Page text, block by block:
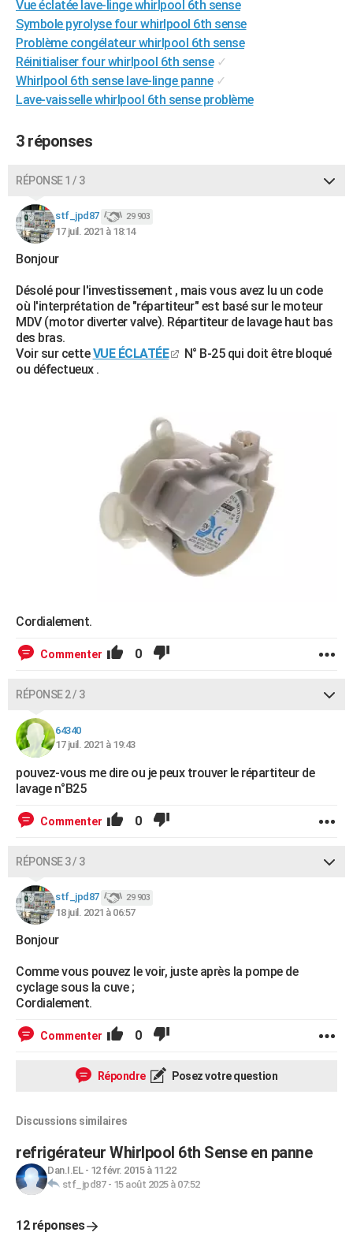
PHOTO
GUIDES D'ACHAT
BONS PLANS
Carte de Noël
Carte Bonne année
Carte Saint-Valentin
Carte Pâques
Carte d'anniversaire
DICTIONNAIRE
Dictionnaire
Biographies
Citations
Expressions
Proverbes
PROGRAMME TV
COPAINS D'AVANT
S'inscrire
Se connecter
Lycées
Collèges
Primaires
Universités
Entreprises
Service militaire
Avis de recherche
AVIS DE DÉCÈS
Bricolage
Lifestyle
Culture
Sport
Auto
Television
Voyage
Cinema
Vue éclatée lave-linge whirlpool 6th sense
Symbole pyrolyse four whirlpool 6th sense
Problème congélateur whirlpool 6th sense
Réinitialiser four whirlpool 6th sense ✓
Whirlpool 6th sense lave-linge panne ✓
Lave-vaisselle whirlpool 6th sense problème
3 réponses
RÉPONSE 1 / 3
stf_jpd87 29 903
17 juil. 2021 à 18:14
Bonjour
Désolé pour l'investissement , mais vous avez lu un code
où l'interprétation de "répartiteur" est basé sur le moteur
MDV (motor diverter valve). Répartiteur de lavage haut bas
des bras.
Voir sur cetteVUE ÉCLATÉE
N° B-25 qui doit être bloqué
ou défectueux .
Cordialement.
Commenter 0
RÉPONSE 2 / 3
64340
17 juil. 2021 à 19:43
pouvez-vous me dire ou je peux trouver le répartiteur de
lavage n°B25
Commenter 0
RÉPONSE 3 / 3
stf_jpd87 29 903
18 juil. 2021 à 06:57
Bonjour
Comme vous pouvez le voir, juste après la pompe de
cyclage sous la cuve ;
Cordialement.
Commenter 0
Répondre Posez votre question
Discussions similaires
refrigérateur Whirlpool 6th Sense en panne
Dan.I.EL- 12 févr. 2015 à 11:22
stf_jpd87- 15 août 2025 à 07:52
12 réponses